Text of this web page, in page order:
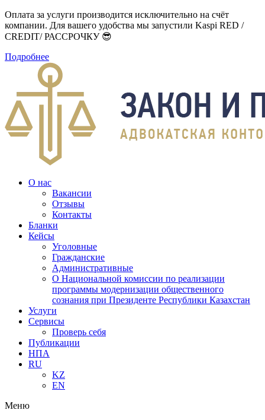
Оплата за услуги производится исключительно на счёт
компании. Для вашего удобства мы запустили Kaspi RED /
CREDIT/ РАССРОЧКУ 😎
Подробнее
О нас
Вакансии
Отзывы
Контакты
Бланки
Кейсы
Уголовные
Гражданские
Административные
О Национальной комиссии по реализации
программы модернизации общественного
сознания при Президенте Республики Казахстан
Услуги
Сервисы
Проверь себя
Публикации
НПА
RU
KZ
EN
Меню